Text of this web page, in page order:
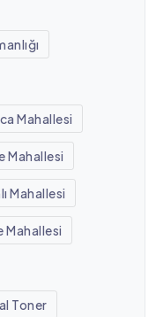
Mahallesi
Mahallesi
Mahallesi
Mahallesi
Toner